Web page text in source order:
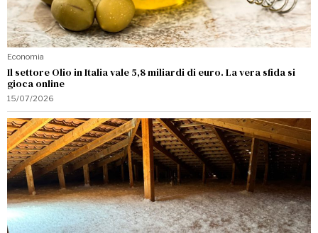
Economia
Il settore Olio in Italia vale 5,8 miliardi di euro. La vera sfida si
gioca online
15/07/2026